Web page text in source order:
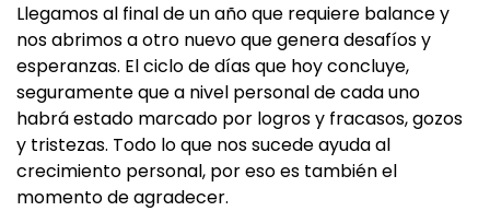
Llegamos al final de un año que requiere balance y
nos abrimos a otro nuevo que genera desafíos y
esperanzas. El ciclo de días que hoy concluye,
seguramente que a nivel personal de cada uno
habrá estado marcado por logros y fracasos, gozos
y tristezas. Todo lo que nos sucede ayuda al
crecimiento personal, por eso es también el
momento de agradecer.